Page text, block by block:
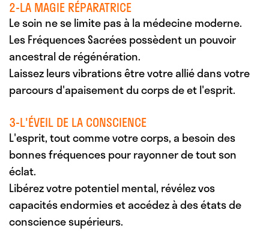
2-LA MAGIE RÉPARATRICE
Le soin ne se limite pas à la médecine moderne.
Les Fréquences Sacrées possèdent un pouvoir
ancestral de régénération.
Laissez leurs vibrations être votre allié dans votre
parcours d'apaisement du corps de et l'esprit.
3-L'ÉVEIL DE LA CONSCIENCE
L'esprit, tout comme votre corps, a besoin des
bonnes fréquences pour rayonner de tout son
éclat.
Libérez votre potentiel mental, révélez vos
capacités endormies et accédez à des états de
conscience supérieurs.